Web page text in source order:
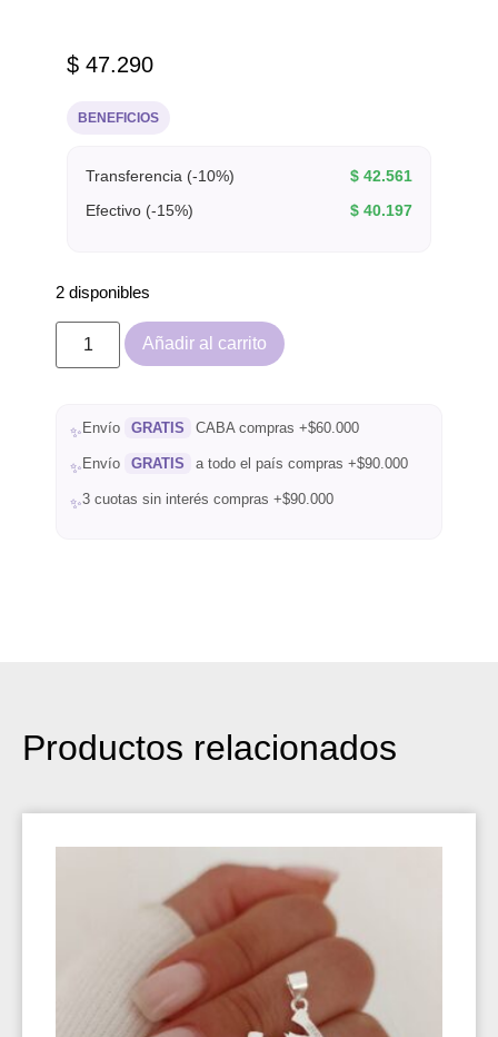
$ 47.290
BENEFICIOS
Transferencia (-10%) $ 42.561
Efectivo (-15%)
$ 40.197
2 disponibles
Añadir al carrito
✨Envío GRATIS CABA compras +$60.000
✨Envío GRATIS a todo el país compras +$90.000
✨3 cuotas sin interés compras +$90.000
Productos relacionados